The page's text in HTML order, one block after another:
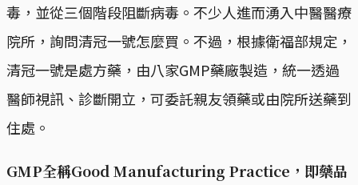
毒，並從三個階段阻斷病毒。不少人進而湧入中醫醫療
院所，詢問清冠一號怎麼買。不過，根據衛福部規定，
清冠一號是處方藥，由八家GMP藥廠製造，統一透過
醫師視訊、診斷開立，可委託親友領藥或由院所送藥到
住處。
GMP全稱Good Manufacturing Practice，即藥品